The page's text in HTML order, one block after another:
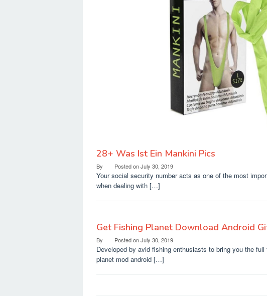
28+ Was Ist Ein Mankini Pics
By Posted onJuly 30, 2019
Your social security number acts as one of the most
when dealing with […]
Get Fishing Planet Download Android
By Posted onJuly 30, 2019
Developed by avid fishing enthusiasts to bring you the
planet mod android […]